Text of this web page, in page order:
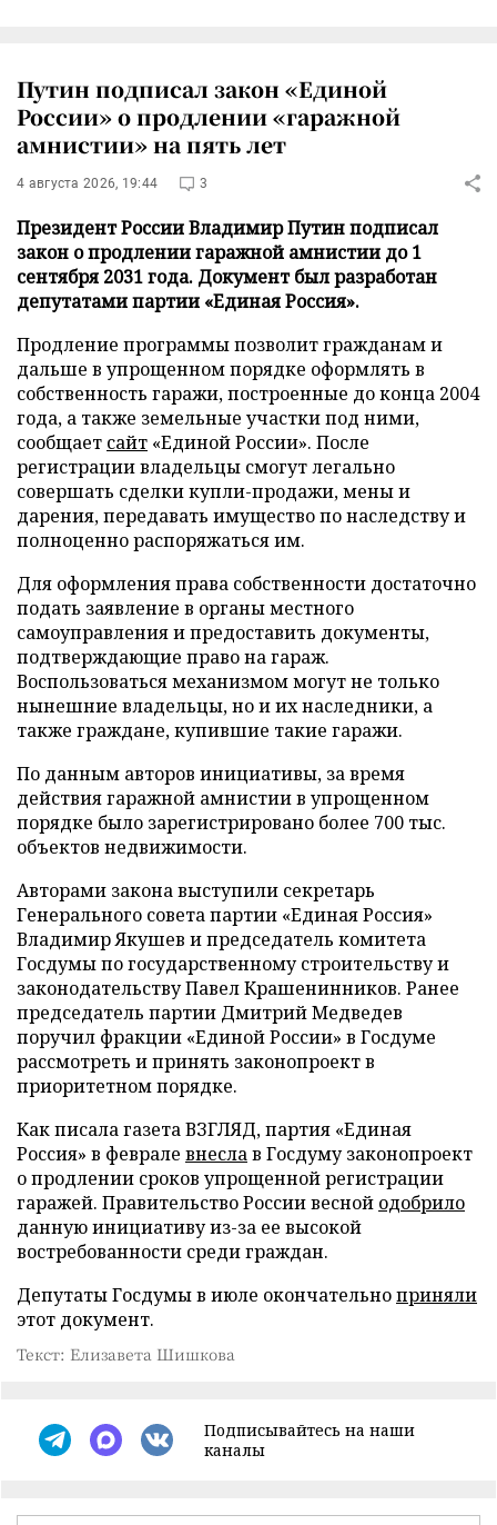
Путин подписал закон «Единой
России» о продлении «гаражной
амнистии» на пять лет
4 августа 2026, 19:44 3
Президент России Владимир Путин подписал
закон о продлении гаражной амнистии до 1
сентября 2031 года. Документ был разработан
депутатами партии «Единая Россия».
Продление программы позволит гражданам и
дальше в упрощенном порядке оформлять в
собственность гаражи, построенные до конца 2004
года, а также земельные участки под ними,
сообщает сайт «Единой России». После
регистрации владельцы смогут легально
совершать сделки купли-продажи, мены и
дарения, передавать имущество по наследству и
полноценно распоряжаться им.
Для оформления права собственности достаточно
подать заявление в органы местного
самоуправления и предоставить документы,
подтверждающие право на гараж.
Воспользоваться механизмом могут не только
нынешние владельцы, но и их наследники, а
также граждане, купившие такие гаражи.
По данным авторов инициативы, за время
действия гаражной амнистии в упрощенном
порядке было зарегистрировано более 700 тыс.
объектов недвижимости.
Авторами закона выступили секретарь
Генерального совета партии «Единая Россия»
Владимир Якушев и председатель комитета
Госдумы по государственному строительству и
законодательству Павел Крашенинников. Ранее
председатель партии Дмитрий Медведев
поручил фракции «Единой России» в Госдуме
рассмотреть и принять законопроект в
приоритетном порядке.
Как писала газета ВЗГЛЯД, партия «Единая
Россия» в феврале внеслав Госдуму законопроект
о продлении сроков упрощенной регистрации
гаражей. Правительство России весной одобрило
данную инициативу из-за ее высокой
востребованности среди граждан.
Депутаты Госдумы в июле окончательноприняли
этот документ.
Текст: Елизавета Шишкова
Подписывайтесь на наши
каналы